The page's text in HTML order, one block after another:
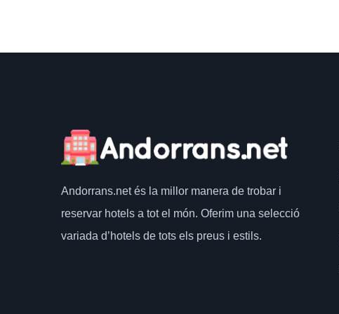
Andorrans.netés la millor manera de trobar i
reservar hotels a tot el món. Oferim una selecció
variada d’hotels de tots els preus i estils.